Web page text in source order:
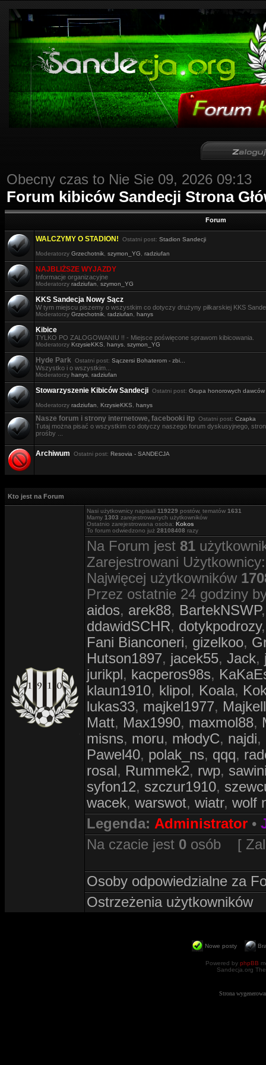
Obecny czas to Nie Sie 09, 2026 09:13
Forum kibiców Sandecji Strona
Forum
WALCZYMY O STADION! Ostatni post: Stadion Sandecji
Moderatorzy Grzechotnik szymon_YG radziufan
NAJBLIŻSZE WYJAZDY
Informacje organizacyjne
Moderatorzy radziufan szymon_YG
KKS Sandecja Nowy Sącz
W tym miejscu piszemy o wszystkim co dotyczy drużyny piłkarskiej KKS
Moderatorzy Grzechotnik radziufan hanys
Kibice
TYLKO PO ZALOGOWANIU !! - Miejsce poświęcone sprawom kibicowania.
Moderatorzy KrzysieKKS hanys szymon_YG
Hyde Park Ostatni post: Sączersi Bohaterom - zbi...
Wszystko i o wszystkim...
Moderatorzy hanys radziufan
Stowarzyszenie Kibiców Sandecji Ostatni post: Grupa honorowych dawców
Moderatorzy radziufan KrzysieKKS hanys
Nasze forum i strony internetowe, facebooki itp Ostatni post: Czapka
Tutaj można pisać o wszystkim co dotyczy naszego forum dyskusyjnego,
prośby ...
Archiwum Ostatni post: Resovia - SANDECJA
Kto jest na Forum
Nasi użytkownicy napisali 119229 postów, tematów 1631
Mamy 1303 zarejestrowanych użytkowników
Ostatnio zarejestrowana osoba: Kokos
To forum odwiedzono już 28108408 razy
Na Forum jest 81
Zarejestrowani
Najwięcej użytkowników
Przez ostatnie 24 godziny
aidos, arek88, BartekNSWP
ddawidSCHR, dotykpodrozy
Fani Bianconeri, gizelkoo,
Hutson1897, jacek55, Jack,
jurikpl, kacperos98s,
klaun1910, klipol, Koala,
lukas33, majkel1977,
Matt, Max1990, maxmol88,
misns, moru, młodyC, najdi,
Pawel40, polak_ns, qqq,
rosal, Rummek2, rwp,
syfon12, szczur1910,
wacek, warswot, wiatr, wolf
Legenda: Administrator •
Na czacie jest 0 osób [
Osoby odpowiedzialne za
Ostrzeżenia użytkowników
Nowe posty
Powered by phpBB
Sandecja.org
Strona